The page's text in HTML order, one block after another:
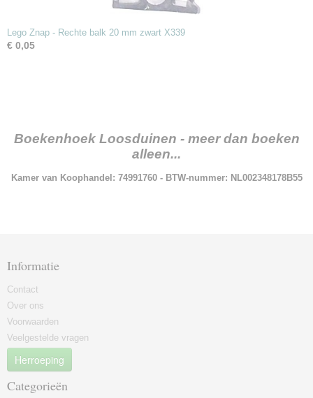
Lego Znap - Rechte balk 20 mm zwart X339
€ 0,05
Boekenhoek Loosduinen - meer dan boeken
alleen...
Kamer van Koophandel: 74991760 - BTW-nummer: NL002348178B55
Informatie
Contact
Over ons
Voorwaarden
Veelgestelde vragen
Herroeping
Categorieën